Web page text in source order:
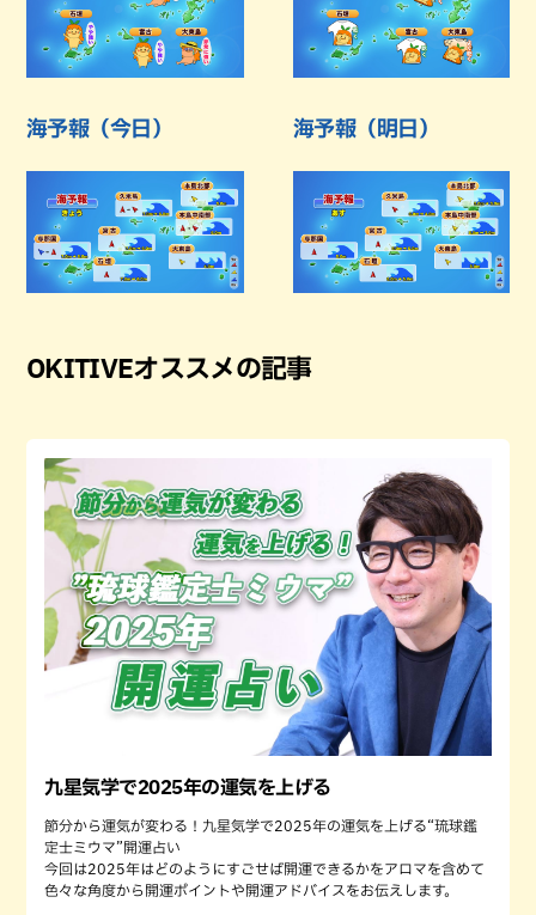
海予報（今日） 海予報（明日）
OKITIVEオススメの記事
九星気学で2025年の運気を上げる
節分から運気が変わる！九星気学で2025年の運気を上げる“琉球鑑
定士ミウマ”開運占い
今回は2025年はどのようにすごせば開運できるかをアロマを含めて
色々な角度から開運ポイントや開運アドバイスをお伝えします。